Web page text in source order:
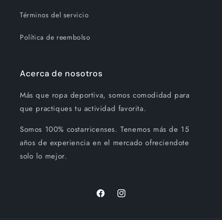
Términos del servicio
Política de reembolso
Acerca de nosotros
Más que ropa deportiva, somos comodidad para
que practiques tu actividad favorita.
Somos 100% costarricenses. Tenemos más de 15
años de experiencia en el mercado ofreciendote
solo lo mejor.
FacebookInstagram